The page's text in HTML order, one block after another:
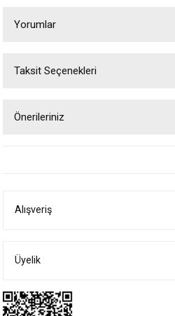
Yorumlar
Taksit Seçenekleri
Önerileriniz
Ürün bilgilerinde hatalar bulunuyor.
Bu ürüne benzer farklı alternatifler olmalı.
Alışveriş
Üyelik